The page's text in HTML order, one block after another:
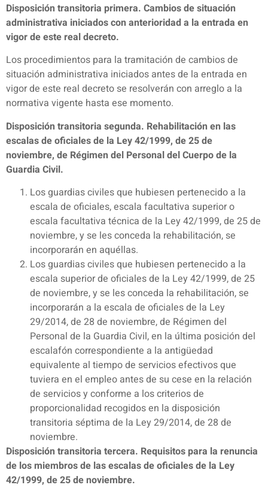
Disposición transitoria primera. Cambios de situación
administrativa iniciados con anterioridad a la entrada en
vigor de este real decreto.
Los procedimientos para la tramitación de cambios de
situación administrativa iniciados antes de la entrada en
vigor de este real decreto se resolverán con arreglo a la
normativa vigente hasta ese momento.
Disposición transitoria segunda. Rehabilitación en las
escalas de oficiales de la Ley 42/1999, de 25 de
noviembre, de Régimen del Personal del Cuerpo de la
Guardia Civil.
Los guardias civiles que hubiesen pertenecido a la
escala de oficiales, escala facultativa superior o
escala facultativa técnica de la Ley 42/1999, de 25 de
noviembre, y se les conceda la rehabilitación, se
incorporarán en aquéllas.
Los guardias civiles que hubiesen pertenecido a la
escala superior de oficiales de la Ley 42/1999, de 25
de noviembre, y se les conceda la rehabilitación, se
incorporarán a la escala de oficiales de la Ley
29/2014, de 28 de noviembre, de Régimen del
Personal de la Guardia Civil, en la última posición del
escalafón correspondiente a la antigüedad
equivalente al tiempo de servicios efectivos que
tuviera en el empleo antes de su cese en la relación
de servicios y conforme a los criterios de
proporcionalidad recogidos en la disposición
transitoria séptima de la Ley 29/2014, de 28 de
noviembre.
Disposición transitoria tercera. Requisitos para la renuncia
de los miembros de las escalas de oficiales de la Ley
42/1999, de 25 de noviembre.